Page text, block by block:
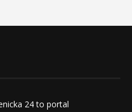
24 to portal